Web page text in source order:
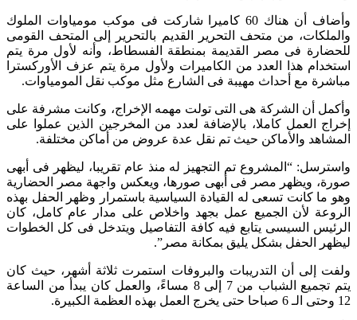
وأضاف أن هناك 60 كاميرا شاركت فى موكب مومياوات الملوك
والملكات، من متحف التحرير القديم بالتحرير إلى المتحف القومى
للحضارة فى مصر القديمة بمنطقة الفسطاط، وأنه لأول مرة يتم
استخدام هذا العدد من الكاميرات ولأول مرة يتم عزف الأوركسترا
مباشرة مع أحداث مهيبة فى الشارع مثل موكب نقل المومياوات.
وأكمل أن الشركة هى التى تولت مهمه الإخراج، وكانت مشرفة على
إخراج العمل كاملا، بالإضافة لعدد من المخرجين الذين عملوا على
المشاهد والأماكن حيث تم نقل عدة عروض من أماكن مختلفة.
واسترسل: “المشروع تم التجهيز له منذ عام تقريبا، ليظهر فى أبهى
صورة، ويظهر مصر فى أبهى صورها، ويعكس واجهة مصر الحضارية
وهو ما كانت تسعى له القيادة السياسية باستمرار وظهر الحفل بهذه
الروعة لأن الجميع عمل بجهد واخلاص على مدار عام كامل، كان
الرئيس السيسى يتابع فيه كافة التفاصيل ويتدخل فى كل الخطوات
ليظهر الحفل بشكل يليق بمكانة مصر”.
ولفت إلى أن التدريبات والبروفات استمرت ثلاثة أشهر، حيث كان
يتم تجميع الشباب من 7 إلى 8 مساءً، والعمل كان يبدأ من الساعة
12 وحتى الـ 6 صباحا حتى يخرج العمل بهذه العظمة الكبيرة.